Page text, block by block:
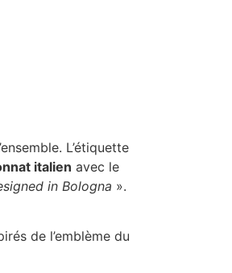
L’étiquette
italien avec le
in Bologna ».
de l’emblème du